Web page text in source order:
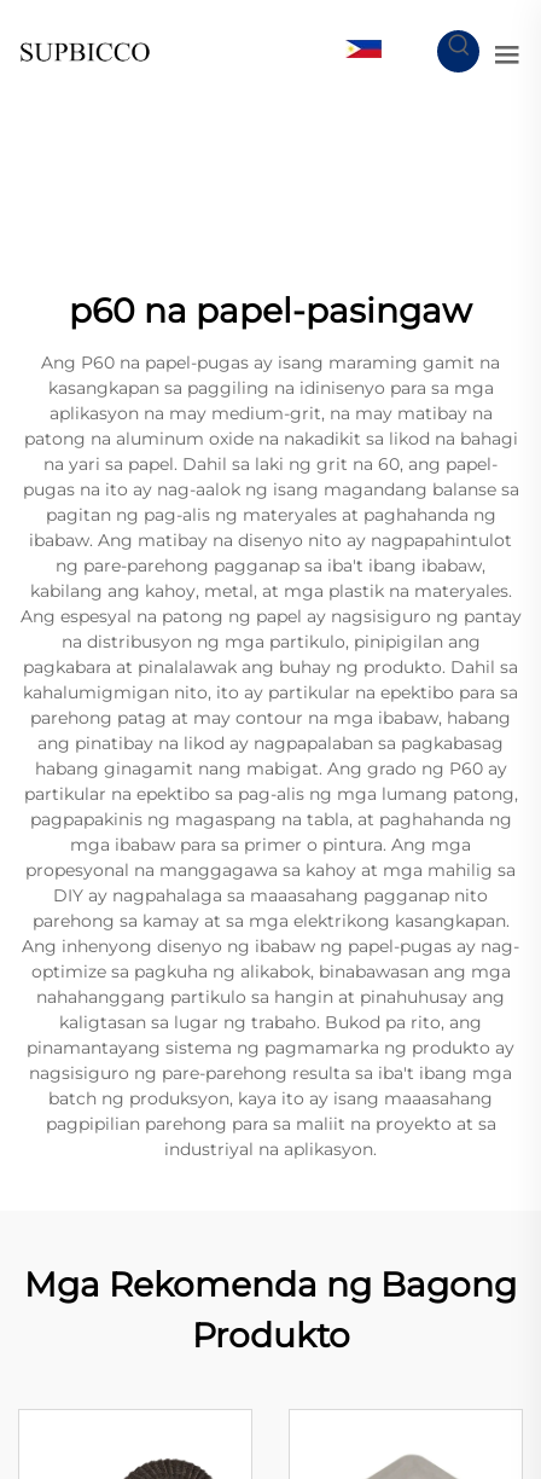
p60 na papel-pasingaw
Ang P60 na papel-pugas ay isang maraming gamit na
kasangkapan sa paggiling na idinisenyo para sa mga
aplikasyon na may medium-grit, na may matibay na
patong na aluminum oxide na nakadikit sa likod na bahagi
na yari sa papel. Dahil sa laki ng grit na 60, ang papel-
pugas na ito ay nag-aalok ng isang magandang balanse sa
pagitan ng pag-alis ng materyales at paghahanda ng
ibabaw. Ang matibay na disenyo nito ay nagpapahintulot
ng pare-parehong pagganap sa iba't ibang ibabaw,
kabilang ang kahoy, metal, at mga plastik na materyales.
Ang espesyal na patong ng papel ay nagsisiguro ng pantay
na distribusyon ng mga partikulo, pinipigilan ang
pagkabara at pinalalawak ang buhay ng produkto. Dahil sa
kahalumigmigan nito, ito ay partikular na epektibo para sa
parehong patag at may contour na mga ibabaw, habang
ang pinatibay na likod ay nagpapalaban sa pagkabasag
habang ginagamit nang mabigat. Ang grado ng P60 ay
partikular na epektibo sa pag-alis ng mga lumang patong,
pagpapakinis ng magaspang na tabla, at paghahanda ng
mga ibabaw para sa primer o pintura. Ang mga
propesyonal na manggagawa sa kahoy at mga mahilig sa
DIY ay nagpahalaga sa maaasahang pagganap nito
parehong sa kamay at sa mga elektrikong kasangkapan.
Ang inhenyong disenyo ng ibabaw ng papel-pugas ay nag-
optimize sa pagkuha ng alikabok, binabawasan ang mga
nahahanggang partikulo sa hangin at pinahuhusay ang
kaligtasan sa lugar ng trabaho. Bukod pa rito, ang
pinamantayang sistema ng pagmamarka ng produkto ay
nagsisiguro ng pare-parehong resulta sa iba't ibang mga
batch ng produksyon, kaya ito ay isang maaasahang
pagpipilian parehong para sa maliit na proyekto at sa
industriyal na aplikasyon.
Mga Rekomenda ng Bagong
Produkto